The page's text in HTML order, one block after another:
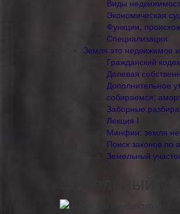
Виды
Экономическая
Функции,
Специализация
Земля это недвижимое
Гражданский
Долевая
Дополнительное
собираемся;
Заборные
Лекция I
Минфин: земля не
Поиск законов по
Земельный
Земельный